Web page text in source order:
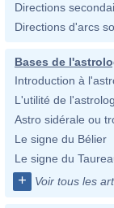
Directions
Directions d'arcs
Bases de
Introduction à
L'utilité de
Astro sidérale ou
Le signe du Bélier
Le signe du
+ Voir tous les